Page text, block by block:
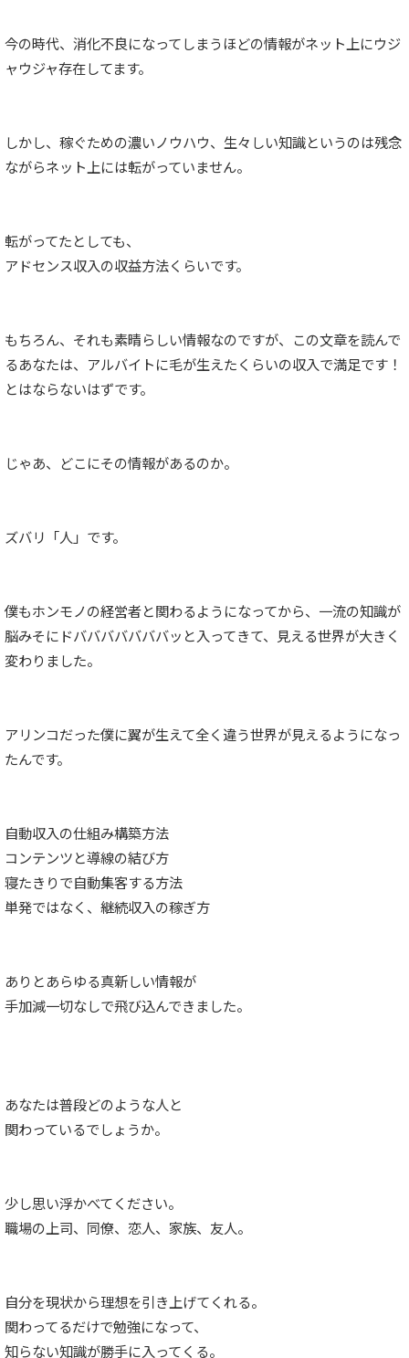
今の時代、消化不良になってしまうほどの情報がネット上にウジ
ャウジャ存在してます。
しかし、稼ぐための濃いノウハウ、生々しい知識というのは残念
ながらネット上には転がっていません。
転がってたとしても、
アドセンス収入の収益方法くらいです。
もちろん、それも素晴らしい情報なのですが、この文章を読んで
るあなたは、アルバイトに毛が生えたくらいの収入で満足です！
とはならないはずです。
じゃあ、どこにその情報があるのか。
ズバリ「人」です。
僕もホンモノの経営者と関わるようになってから、一流の知識が
脳みそにドバババババババッと入ってきて、見える世界が大きく
変わりました。
アリンコだった僕に翼が生えて全く違う世界が見えるようになっ
たんです。
自動収入の仕組み構築方法
コンテンツと導線の結び方
寝たきりで自動集客する方法
単発ではなく、継続収入の稼ぎ方
ありとあらゆる真新しい情報が
手加減一切なしで飛び込んできました。
あなたは普段どのような人と
関わっているでしょうか。
少し思い浮かべてください。
職場の上司、同僚、恋人、家族、友人。
自分を現状から理想を引き上げてくれる。
関わってるだけで勉強になって、
知らない知識が勝手に入ってくる。